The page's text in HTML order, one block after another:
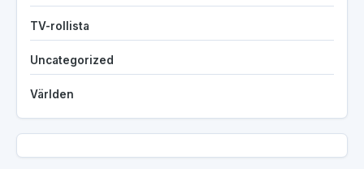
TV-rollista
Uncategorized
Världen